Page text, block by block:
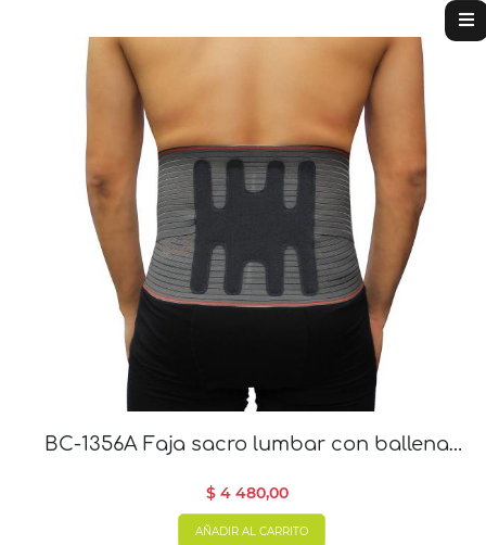
BC-1356A Faja sacro lumbar con ballenas
$ 4 480,00
AÑADIR AL CARRITO